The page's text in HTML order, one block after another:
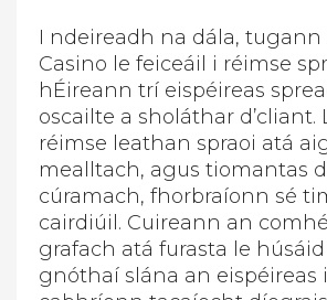
I ndeireadh na dála, tugann
Casino le feiceáil i réimse
hÉireann trí eispéireas
oscailte a sholáthar d’cliant.
réimse leathan spraoi atá
mealltach, agus tiomantas
cúramach, fhorbraíonn sé
cairdiúil. Cuireann an
grafach atá furasta le
gnóthaí slána an eispéireas